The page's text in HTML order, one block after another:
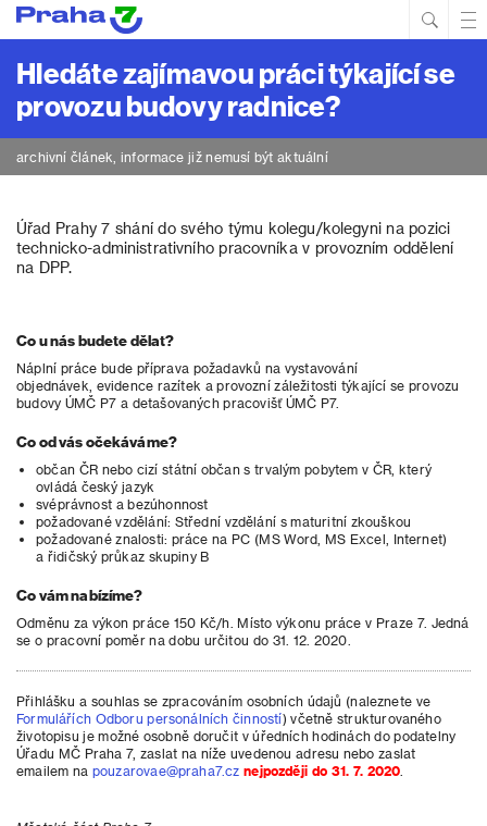
Hledáte zajímavou práci týkající se
provozu budovy radnice?
archivní článek, informace již nemusí být aktuální
Úřad Prahy 7 shání do svého týmu kolegu/kolegyni na pozici
technicko-administrativního pracovníka v provozním oddělení
na DPP.
Co u nás budete dělat?
Náplní práce bude příprava požadavků na vystavování
objednávek, evidence razítek a provozní záležitosti týkající se provozu
budovy ÚMČ P7 a detašovaných pracovišť ÚMČ P7.
Co od vás očekáváme?
občan ČR nebo cizí státní občan s trvalým pobytem v ČR, který
ovládá český jazyk
svéprávnost a bezúhonnost
požadované vzdělání: Střední vzdělání s maturitní zkouškou
požadované znalosti: práce na PC (MS Word, MS Excel, Internet)
a řidičský průkaz skupiny B
Co vám nabízíme?
Odměnu za výkon práce 150 Kč/h. Místo výkonu práce v Praze 7. Jedná
se o pracovní poměr na dobu určitou do 31. 12. 2020.
Přihlášku a souhlas se zpracováním osobních údajů (naleznete ve
Formulářích Odboru personálních činností) včetně strukturovaného
životopisu je možné osobně doručit v úředních hodinách do podatelny
Úřadu MČ Praha 7, zaslat na níže uvedenou adresu nebo zaslat
emailem na pouzarovae@praha7.cz nejpozději do 31. 7. 2020